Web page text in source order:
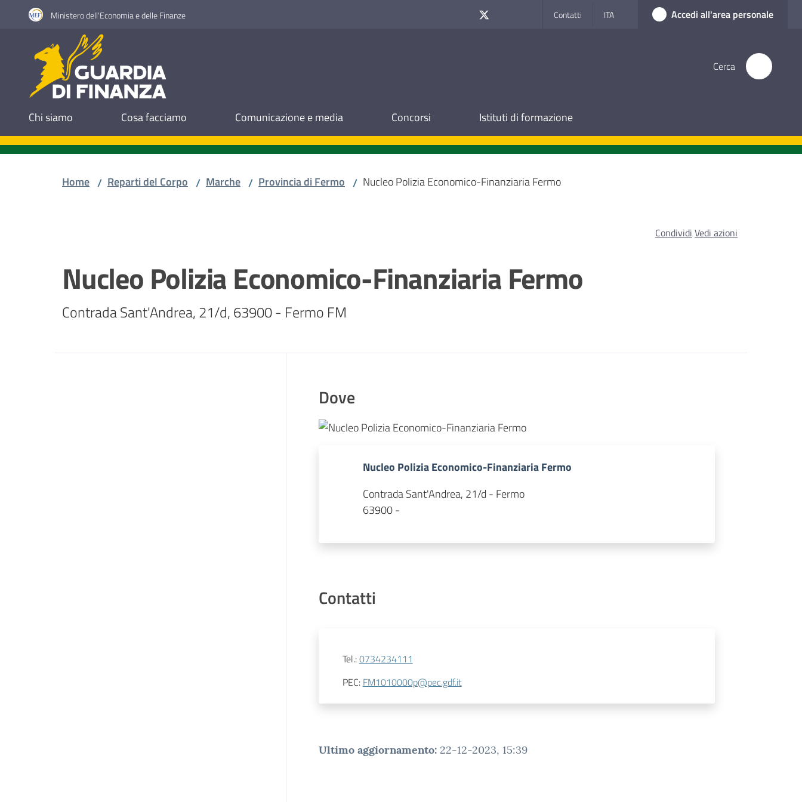
Vai al contenuto
Vai alla navigazione
Vai al footer Ministero dell'Economia e delle Finanze Contatti ITA Accedi all'area personale
Guardia di Finanza Cerca
Chi siamo Cosa facciamo Comunicazione e media Concorsi Istituti di formazione
Home / Reparti del Corpo / Marche / Provincia di Fermo / Nucleo Polizia Economico-Finanziaria Fermo
Nucleo Polizia Economico-Finanziaria Fermo
Contrada Sant'Andrea, 21/d, 63900 - Fermo FM
Condividi Vedi azioni
Dove
Nucleo Polizia Economico-Finanziaria Fermo
Contrada Sant'Andrea, 21/d - Fermo
63900 -
Contatti
Tel.:0734234111
PEC: FM1010000p@pec.gdf.it
Ultimo aggiornamento: 22-12-2023, 15:39